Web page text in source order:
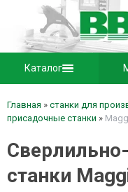
Каталог
Главная » станки для
присадочные станки »
станки